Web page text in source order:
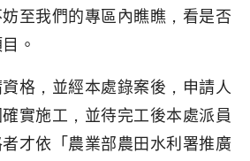
至我們的專區內瞧瞧，看是否
。
格，並經本處錄案後，申請人
實施工，並待完工後本處派員
才依「農業部農田水利署推廣